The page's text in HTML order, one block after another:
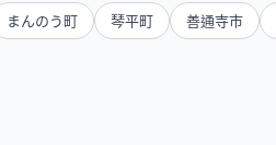
まんのう町 琴平町 善通寺市